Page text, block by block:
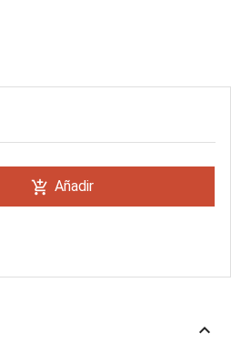
add_shopping_cart Añadir
keyboard_arrow_up